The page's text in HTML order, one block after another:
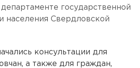
государственной
населения Свердловской
консультации для
а также для граждан,